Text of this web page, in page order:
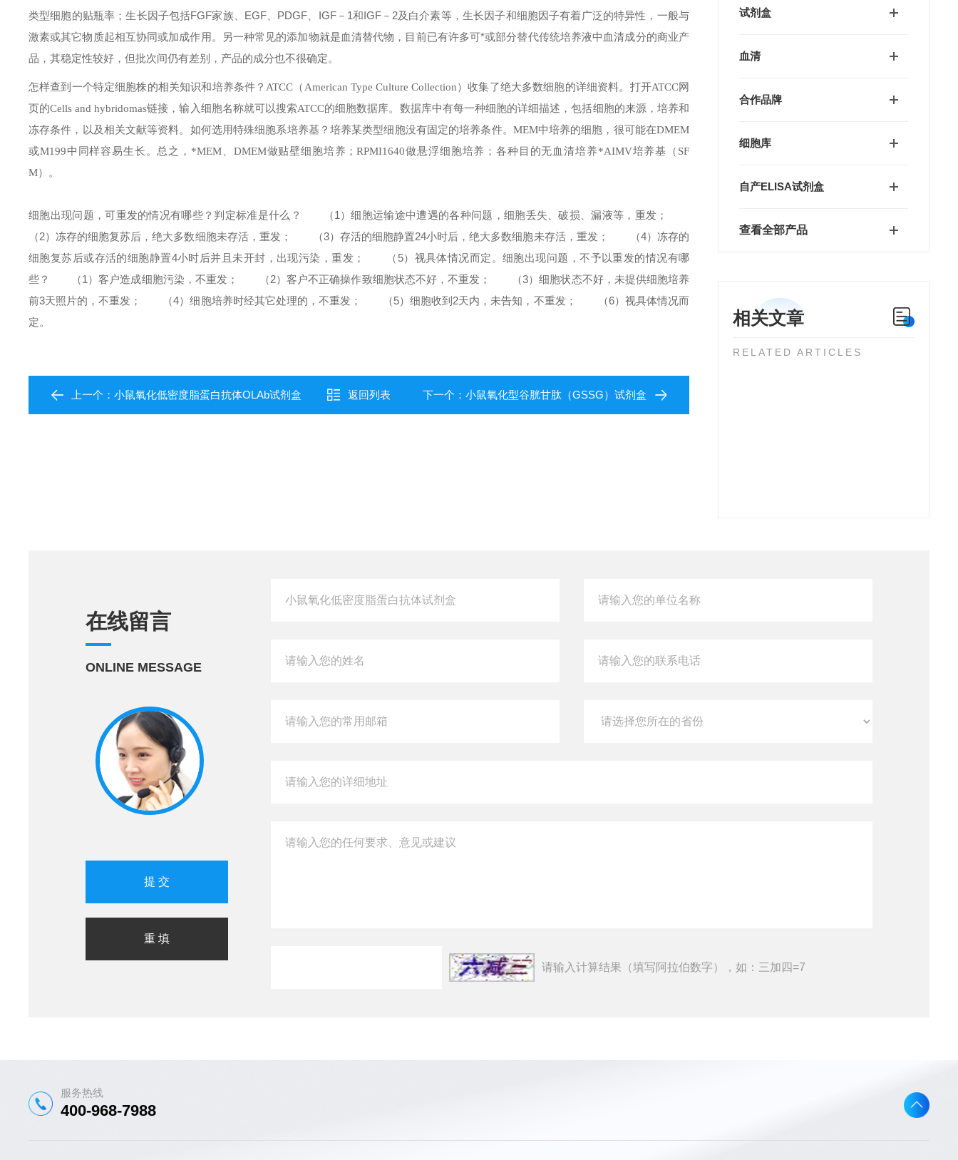
试剂盒
血清
合作品牌
细胞库
自产ELISA试剂盒
查看全部产品
相关文章
RELATED ARTICLES
类型细胞的贴瓶率；生长因子包括FGF家族、EGF、PDGF、IGF－1和IGF－2及白介素等，生长因子和细胞因子有着广泛的特异性，一般与
激素或其它物质起相互协同或加成作用。另一种常见的添加物就是血清替代物，目前已有许多可*或部分替代传统培养液中血清成分的商业产
品，其稳定性较好，但批次间仍有差别，产品的成分也不很确定。
怎样查到一个特定细胞株的相关知识和培养条件？ ATCC（American Type Culture Collection）收集了绝大多数细胞的详细资料。打开ATCC网
页的Cells and hybridomas链接，输入细胞名称就可以搜索ATCC的细胞数据库。数据库中有每一种细胞的详细描述，包括细胞的来源，培养和
冻存条件，以及相关文献等资料。 如何选用特殊细胞系培养基？ 培养某类型细胞没有固定的培养条件。MEM中培养的细胞，很可能在DMEM
或M199中同样容易生长。总之，*MEM、DMEM做贴壁细胞培养；RPMI1640做悬浮细胞培养；各种目的无血清培养*AIMV培养基（SF
M）。
细胞出现问题，可重发的情况有哪些？判定标准是什么？
（1）细胞运输途中遭遇的各种问题，细胞丢失、破损、漏液等，重发；
（2）冻存的细胞复苏后，绝大多数细胞未存活，重发；
（3）存活的细胞静置24小时后，绝大多数细胞未存活，重发；
（4）冻存的
细胞复苏后或存活的细胞静置4小时后并且未开封，出现污染，重发；
（5）视具体情况而定。细胞出现问题，不予以重发的情况有哪
些？
（1）客户造成细胞污染，不重发； （2）客户不正确操作致细胞状态不好，不重发；
（3）细胞状态不好，未提供细胞培养
前3天照片的，不重发；
（4）细胞培养时经其它处理的，不重发； （5）细胞收到2天内，未告知，不重发；
（6）视具体情况而
定。
上一个： 小鼠氧化低密度脂蛋白抗体OLAb试剂盒 返回列表 下一个： 小鼠氧化型谷胱甘肽（GSSG）试剂盒
在线留言
ONLINE MESSAGE
请输入计算结果（填写阿拉伯数字），如：三加四=7
服务热线
400-968-7988